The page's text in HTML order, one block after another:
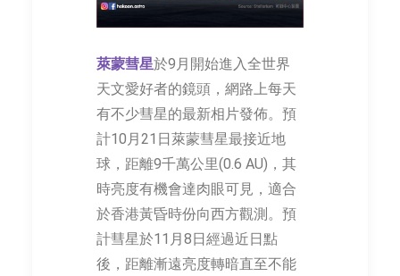
萊蒙彗星於9月開始進入全世界
天文愛好者的鏡頭，網路上每天
有不少彗星的最新相片發佈。預
計10月21日萊蒙彗星最接近地
球，距離9千萬公里(0.6 AU)，其
時亮度有機會達肉眼可見，適合
於香港黃昏時份向西方觀測。預
計彗星於11月8日經過近日點
後，距離漸遠亮度轉暗直至不能